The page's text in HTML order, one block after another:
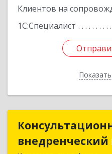
Клиентов на
1С:Специалист